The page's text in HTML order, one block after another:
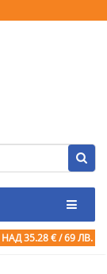
НАД 35.28 € / 69 ЛВ.